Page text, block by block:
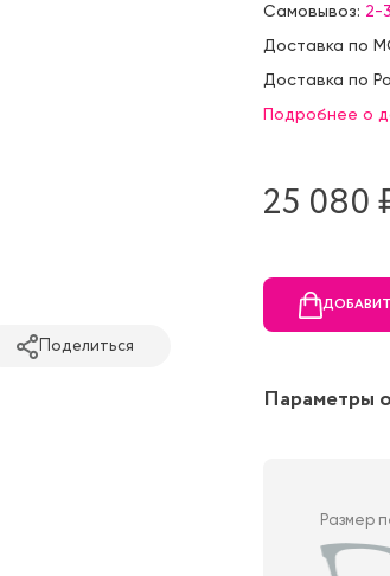
Поделиться
Самовывоз: 2-
Доставка по
Доставка по
Подробнее о
25 080
Параметры
Размер